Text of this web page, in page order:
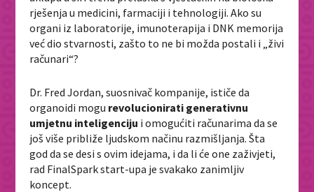
rješenja u medicini, farmaciji i tehnologiji. Ako su
organi iz laboratorije, imunoterapija i DNK memorija
već dio stvarnosti, zašto to ne bi možda postali i „živi
računari“?
Dr. Fred Jordan, suosnivač kompanije, ističe da
organoidi mogu revolucionirati generativnu
umjetnu inteligenciju i omogućiti računarima da se
još više približe ljudskom načinu razmišljanja. Šta
god da se desi s ovim idejama, i da li će one zaživjeti,
rad FinalSpark start-upa je svakako zanimljiv
koncept.